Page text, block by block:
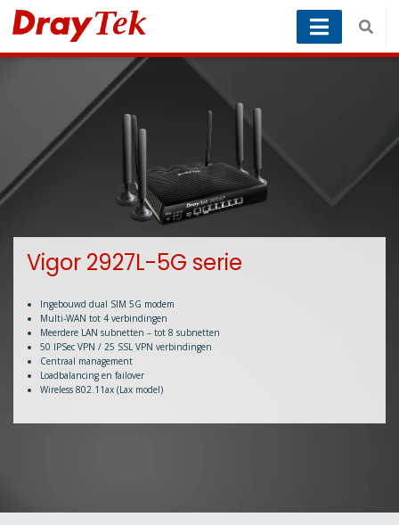
Vigor 2927L-5G serie
Ingebouwd dual SIM 5G modem
Multi-WAN tot 4 verbindingen
Meerdere LAN subnetten – tot 8 subnetten
50 IPSec VPN / 25 SSL VPN verbindingen
Centraal management
Loadbalancing en failover
Wireless 802.11ax (Lax model)